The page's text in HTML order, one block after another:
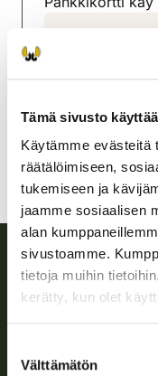
Tämä sivusto
Käytämme evästeitä
räätälöimiseen,
tukemiseen ja
jaamme sosiaalisen
alan
sivustoamme.
tietoja muihin
kerätty, kun olet
valinta
Välttämätön
Suomen
toimeenpanosta sekä